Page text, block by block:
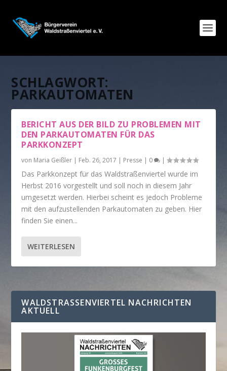
SCHLAGWORT:
PARKAUTOMATEN
BERICHT AUS DER BILD ZU PROBLEMEN MIT
DEN PARKAUTOMATEN FÜR DAS
PARKKONZEPT
von Maria Geißler | Feb. 26, 2017 | Presse | 0 |
Das Parkkonzept für das Waldstraßenviertel wurde im
Herbst 2016 vorgestellt und soll noch in diesem Jahr
umgesetzt werden. Hierbei scheint es jedoch Probleme
mit den aufzustellenden Parkautomaten zu geben. Hier
finden Sie einen...
WEITERLESEN
WALDSTRASSENVIERTEL NACHRICHTEN A
KTUELL